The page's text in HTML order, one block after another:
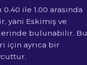
ile 1.00 arasında
yani Eskimiş ve
bulunabilir. Bu
için ayrıca bir